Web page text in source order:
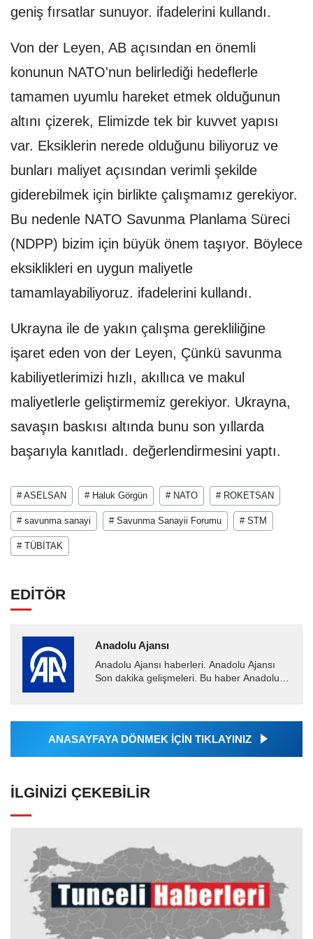
geniş fırsatlar sunuyor. ifadelerini kullandı.
Von der Leyen, AB açısından en önemli
konunun NATO'nun belirlediği hedeflerle
tamamen uyumlu hareket etmek olduğunun
altını çizerek, Elimizde tek bir kuvvet yapısı
var. Eksiklerin nerede olduğunu biliyoruz ve
bunları maliyet açısından verimli şekilde
giderebilmek için birlikte çalışmamız gerekiyor.
Bu nedenle NATO Savunma Planlama Süreci
(NDPP) bizim için büyük önem taşıyor. Böylece
eksiklikleri en uygun maliyetle
tamamlayabiliyoruz. ifadelerini kullandı.
Ukrayna ile de yakın çalışma gerekliliğine
işaret eden von der Leyen, Çünkü savunma
kabiliyetlerimizi hızlı, akıllıca ve makul
maliyetlerle geliştirmemiz gerekiyor. Ukrayna,
savaşın baskısı altında bunu son yıllarda
başarıyla kanıtladı. değerlendirmesini yaptı.
# ASELSAN # Haluk Görgün # NATO # ROKETSAN
# savunma sanayi # Savunma Sanayii Forumu # STM
# TÜBİTAK
EDİTÖR
Anadolu Ajansı
Anadolu Ajansı haberleri. Anadolu Ajansı
Son dakika gelişmeleri. Bu haber Anadolu
Ajansı tarafından...
ANASAYFAYA DÖNMEK İÇİN TIKLAYINIZ
İLGINIZI ÇEKEBILIR